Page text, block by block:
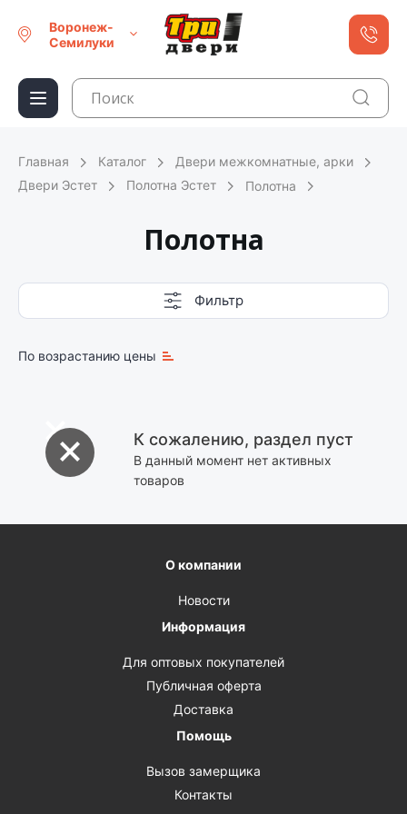
Воронеж-
Семилуки
Главная Каталог
Двери межкомнатные, арки
Двери Эстет
Полотна Эстет Полотна
Полотна
Фильтр
По возрастанию цены
К сожалению, раздел пуст
В данный момент нет активных
товаров
О компании
Новости
Информация
Для оптовых покупателей
Публичная оферта
Доставка
Помощь
Вызов замерщика
Контакты